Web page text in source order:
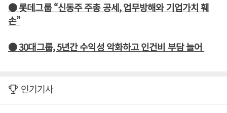
● 롯데그룹 “신동주 주총 공세, 업무방해와 기업가치 훼
손”
● 30대그룹, 5년간 수익성 악화하고 인건비 부담 늘어
인기기사